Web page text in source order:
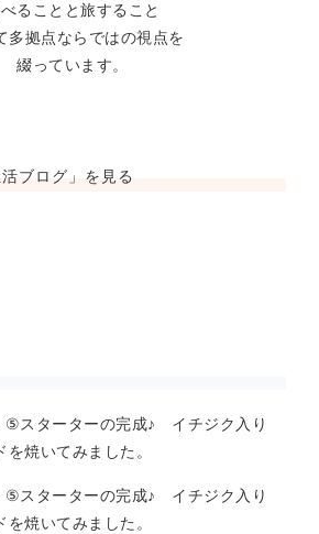
ることと旅すること
多拠点ならではの視点を
綴っています。
ブログ」を見る
⑤スターターの完成♪ イチジク入り
焼いてみました。
⑤スターターの完成♪ イチジク入り
焼いてみました。